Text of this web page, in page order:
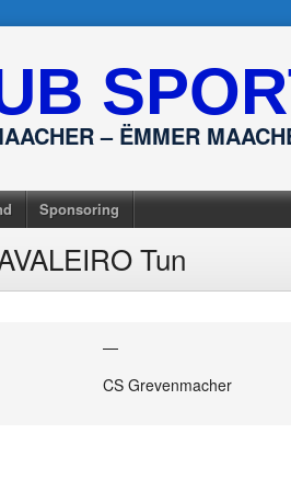
– ËMMER
Sponsoring
Tun
—
CS Grevenmacher